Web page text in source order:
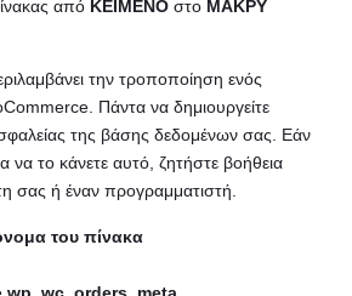
από ΚΕΙΜΕΝΟ στο ΜΑΚΡΥ
την τροποποίηση ενός
Πάντα να δημιουργείτε
της βάσης δεδομένων σας. Εάν
να το κάνετε αυτό, ζητήστε βοήθεια
σας ή έναν προγραμματιστή.
του πίνακα